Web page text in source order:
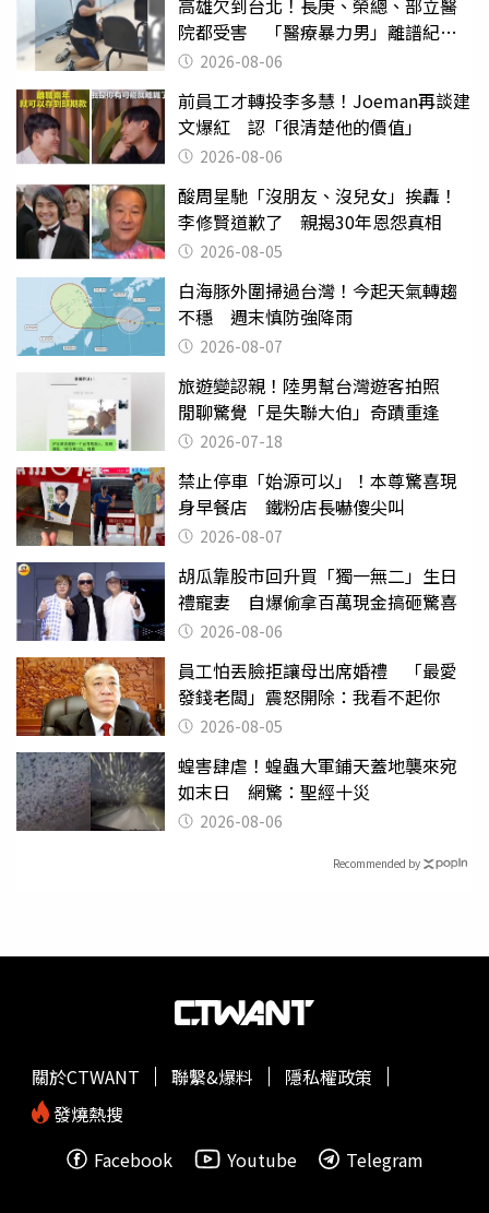
高雄欠到台北！長庚、榮總、部立醫
院都受害 「醫療暴力男」離譜紀錄
曝光2026-08-06
前員工才轉投李多慧！Joeman再談建
文爆紅 認「很清楚他的價值」
2026-08-06
酸周星馳「沒朋友、沒兒女」挨轟！
李修賢道歉了 親揭30年恩怨真相
2026-08-05
白海豚外圍掃過台灣！今起天氣轉趨
不穩 週末慎防強降雨
2026-08-07
旅遊變認親！陸男幫台灣遊客拍照
閒聊驚覺「是失聯大伯」奇蹟重逢
2026-07-18
禁止停車「始源可以」！本尊驚喜現
身早餐店 鐵粉店長嚇傻尖叫
2026-08-07
胡瓜靠股市回升買「獨一無二」生日
禮寵妻 自爆偷拿百萬現金搞砸驚喜
2026-08-06
員工怕丟臉拒讓母出席婚禮 「最愛
發錢老闆」震怒開除：我看不起你
2026-08-05
蝗害肆虐！蝗蟲大軍鋪天蓋地襲來宛
如末日 網驚：聖經十災
2026-08-06
Recommended by
關於CTWANT 聯繫&爆料
隱私權政策
發燒熱搜
Facebook
Youtube Telegram